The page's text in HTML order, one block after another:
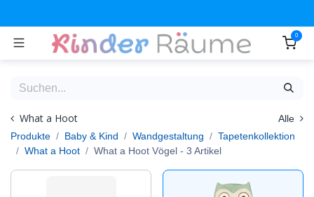
0
What a Hoot
Alle
Produkte
Baby & Kind Wandgestaltung
Tapetenkollektion
What a Hoot
What a Hoot Vögel - 3 Artikel